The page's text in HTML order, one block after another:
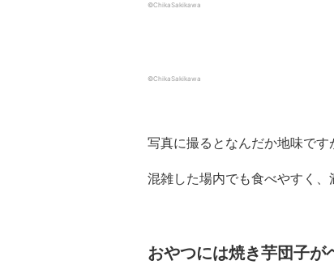
©ChikaSakikawa
©ChikaSakikawa
写真に撮るとなんだか地味です
混雑した場内でも食べやすく、
おやつには焼き芋団子が